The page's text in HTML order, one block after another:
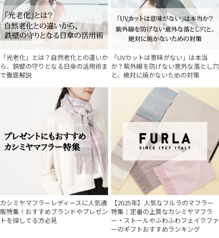
「光老化」とは？自然老化との違いか
ら、鉄壁の守りとなる日傘の活用術ま
で徹底解説
「UVカットは意味がない」は本当
か？紫外線を防げない意外な落とし穴
と、絶対に焼かないための対策
カシミヤマフラーレディースに人気通
販特集！おすすめブランドやプレゼン
トを探してる方必見
【2025年】人気なフルラのマフラー
特集｜定番の上質なカシミヤマフラ
ー・ストールやふわふわフェイクファ
ーのギフトおすすめランキング